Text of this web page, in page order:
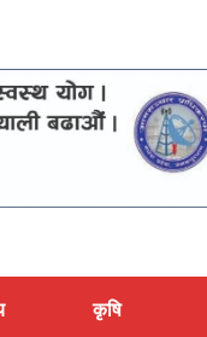
कृषि